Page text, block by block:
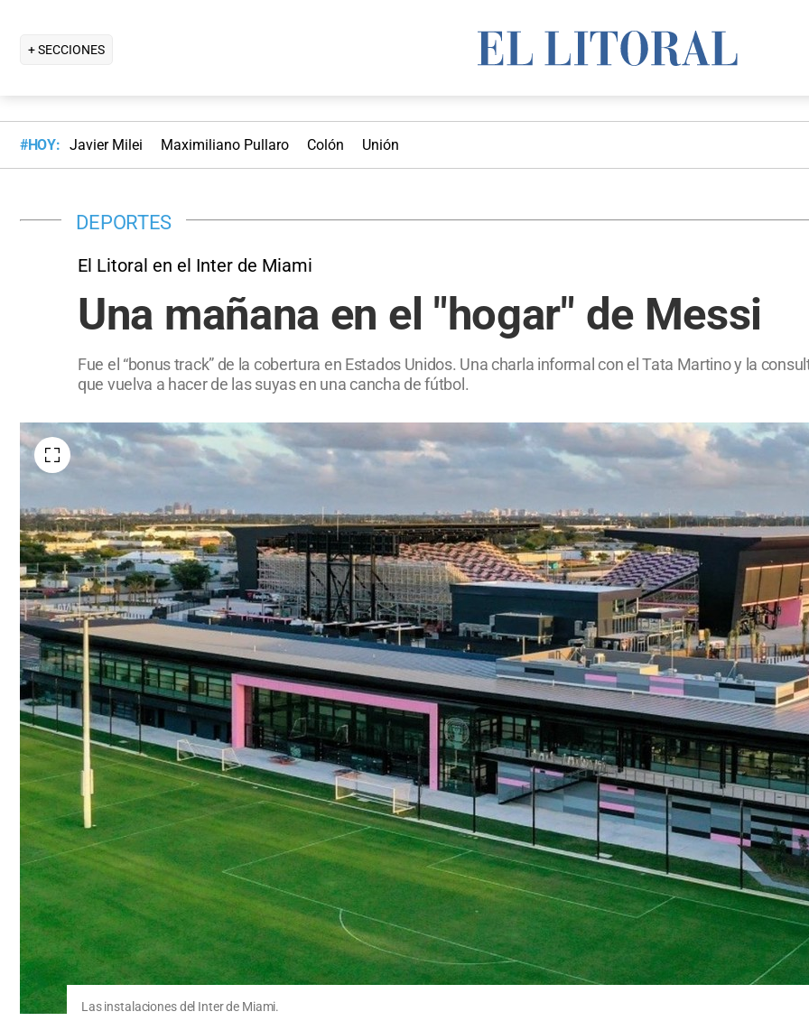
+ SECCIONES
#HOY: Javier Milei Maximiliano Pullaro Colón Unión
DEPORTES
El Litoral en el Inter de Miami
Una mañana en el "hogar" de Messi
Fue el “bonus track” de la cobertura en Estados Unidos. Una charla informal con el Tata Martino y la
que vuelva a hacer de las suyas en una cancha de fútbol.
Las instalaciones del Inter de Miami.